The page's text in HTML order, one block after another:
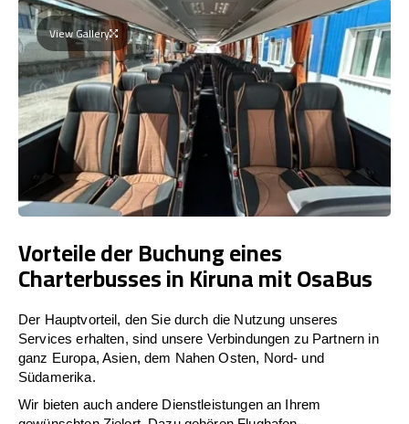
View Gallery
Vorteile der Buchung eines
Charterbusses in Kiruna mit OsaBus
Der Hauptvorteil, den Sie durch die Nutzung unseres
Services erhalten, sind unsere Verbindungen zu Partnern in
ganz Europa, Asien, dem Nahen Osten, Nord- und
Südamerika.
Wir bieten auch andere Dienstleistungen an Ihrem